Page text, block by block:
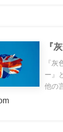
『
『
ー』
他の